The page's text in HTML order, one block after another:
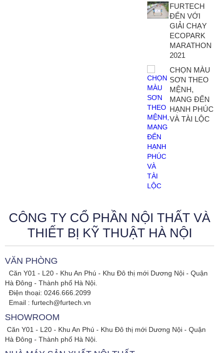
FURTECH
ĐẾN VỚI
GIẢI CHẠY
ECOPARK
MARATHON
2021
CHỌN MÀU
SƠN THEO
MỆNH,
MANG ĐẾN
HẠNH PHÚC
VÀ TÀI LỘC
CÔNG TY CỔ PHẦN NỘI THẤT VÀ
THIẾT BỊ KỸ THUẬT HÀ NỘI
VĂN PHÒNG
Căn Y01 - L20 - Khu An Phú - Khu Đô thị mới Dương Nội - Quận
Hà Đông - Thành phố Hà Nội.
Điện thoại: 0246.666.2099
Email : furtech@furtech.vn
SHOWROOM
Căn Y01 - L20 - Khu An Phú - Khu Đô thị mới Dương Nội - Quận
Hà Đông - Thành phố Hà Nội.